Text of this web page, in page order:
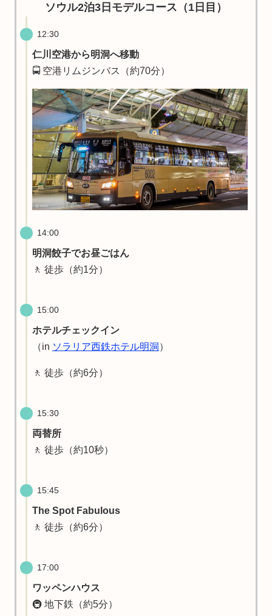
ソウル2泊3日モデルコース（1日目）
12:30
仁川空港から明洞へ移動
🚍 空港リムジンバス（約70分）
14:00
明洞餃子でお昼ごはん
🚶 徒歩（約1分）
15:00
ホテルチェックイン
（in ソラリア西鉄ホテル明洞 ）
🚶 徒歩（約6分）
15:30
両替所
🚶 徒歩（約10秒）
15:45
The Spot Fabulous
🚶 徒歩（約6分）
17:00
ワッペンハウス
🚇 地下鉄（約5分）